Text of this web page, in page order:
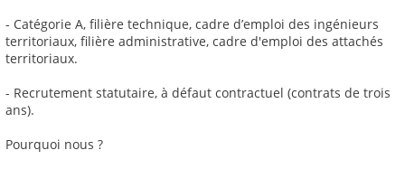
- Catégorie A, filière technique, cadre d’emploi des ingénieurs
territoriaux, filière administrative, cadre d'emploi des attachés
territoriaux.
- Recrutement statutaire, à défaut contractuel (contrats de trois
ans).
Pourquoi nous ?